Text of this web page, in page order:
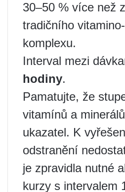
30–50 % více než
tradičního
komplexu.
Interval mezi
hodiny.
Pamatujte, že
vitamínů a
ukazatel. K
odstranění
je zpravidla nutné
kurzy s intervalem